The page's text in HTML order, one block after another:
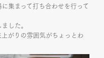
集まって打ち合わせを行って
した。
がりの雰囲気がちょっとわ